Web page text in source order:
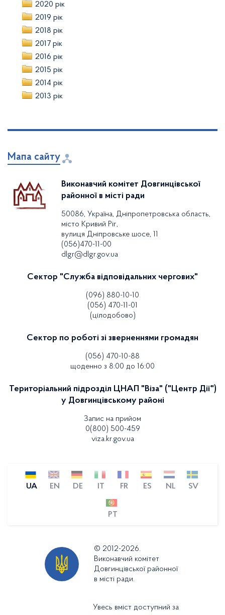
2020 рік
2019 рік
2018 рік
2017 рік
2016 рік
2015 рік
2014 рік
2013 рік
Мапа сайту
Виконавчий комітет Довгинцівської
районної в місті ради
50086, Україна, Дніпропетровська область,
місто Кривий Ріг,
вулиця Дніпровське шосе, 11
(056)470-11-00
dlgr@dlgr.gov.ua
Сектор "Служба відповідальних чергових"
(096) 880-10-10
(056) 470-11-01
(цілодобово)
Сектор по роботі зі зверненнями громадян
(056) 470-10-88
щоденно з 8:00 до 16:00
Територіальний підрозділ ЦНАП "Віза" ("Центр Дії")
у Довгинцівському районі
Запис на прийом
0(800) 500-459
viza.kr.gov.ua
UA EN DE IT FR ES NL SV
PT
© 2012-2026.
Виконавчий комітет
Довгинцівської районної
в місті ради.
Увесь вміст доступний за